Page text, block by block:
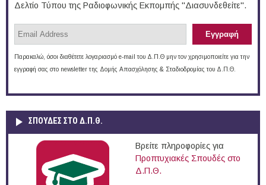
Δελτίο Τύπου της Ραδιοφωνικής Εκπομπής "Διασυνδεθείτε".
Παρακαλώ, όσοι διαθέτετε λογαριασμό e-mail του Δ.Π.Θ μην τον χρησιμοποιείτε για την
εγγραφή σας στο newsletter της Δομής Απασχόλησης & Σταδιοδρομίας του Δ.Π.Θ.
ΣΠΟΥΔΈΣ ΣΤΟ Δ.Π.Θ.
Βρείτε πληροφορίες για
Προπτυχιακές Σπουδές στο
Δ.Π.Θ.